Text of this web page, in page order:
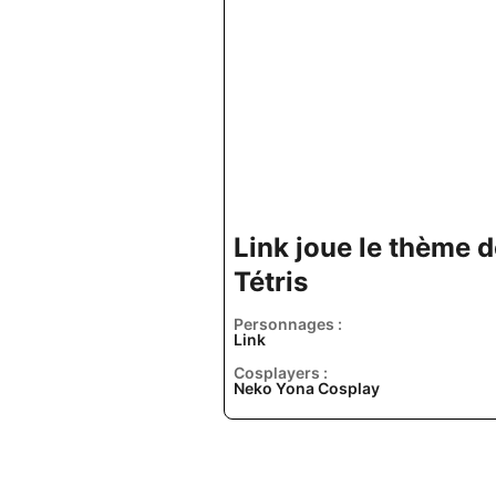
Link joue le thème
Tétris
Personnages :
Link
Cosplayers :
Neko Yona Cosplay